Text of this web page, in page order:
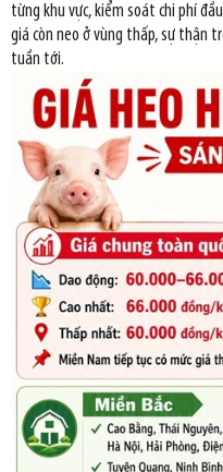
từng khu vực, kiểm soát chi phí
giá còn neo ở vùng thấp, sự thận
tuần tới.